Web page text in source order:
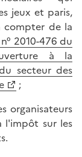
jeux et paris,
compter de la
2010-476 du
à la
secteur des
;
organisateurs
l'impôt sur les